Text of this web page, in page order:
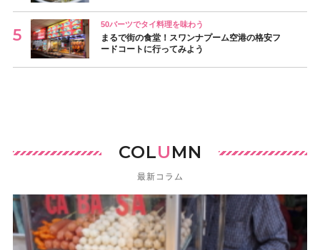
50バーツでタイ料理を味わう
まるで街の食堂！スワンナプーム空港の格安フ
ードコートに行ってみよう
COLUMN
最新コラム